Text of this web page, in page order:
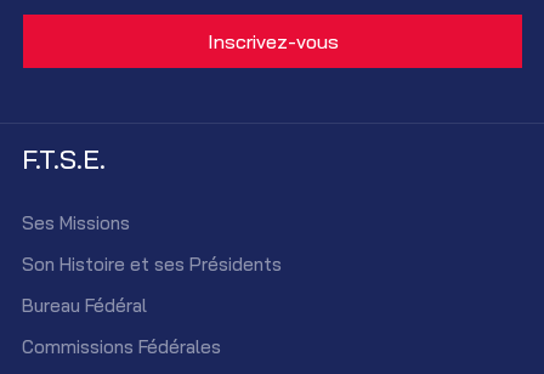
F.T.S.E.
Ses Missions
Son Histoire et ses Présidents
Bureau Fédéral
Commissions Fédérales